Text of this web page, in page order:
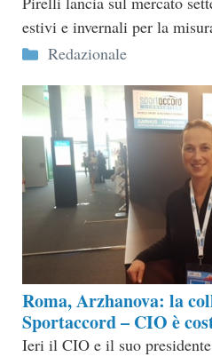
estivi e invernali per la
Categorie
Redazionale
Roma, Arzhanova: la
Sportaccord – CIO è
Ieri il CIO e il suo